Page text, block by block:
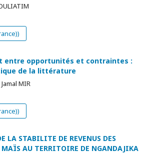
entre opportunités et contraintes :
de la littérature
MIR
LA STABILITE DE REVENUS DES
MAÏS AU TERRITOIRE DE NGANDAJIKA